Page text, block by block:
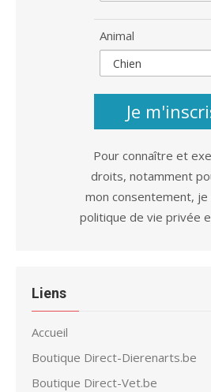
Animal
Je
Pour connaître et
droits, notamment
mon consentement, je
politique de vie privée
Liens
Accueil
Boutique Direct-Dierenarts.be
Boutique Direct-Vet.be